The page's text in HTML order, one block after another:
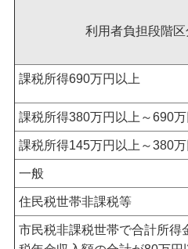
利用者負担段階区
課税所得690万円以上
課税所得380万円以上～690
課税所得145万円以上～380
一般
住民税世帯非課税等
市民税非課税世帯で合計所得